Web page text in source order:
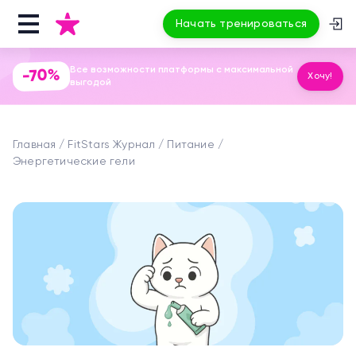
Начать тренироваться
-70%
Все возможности платформы с максимальной
выгодой
Хочу!
Главная FitStars Журнал
Питание
Энергетические гели